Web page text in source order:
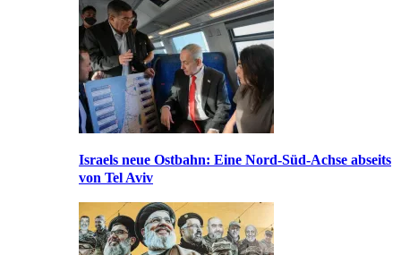
Israels neue Ostbahn: Eine Nord-Süd-Achse abseits
von Tel Aviv